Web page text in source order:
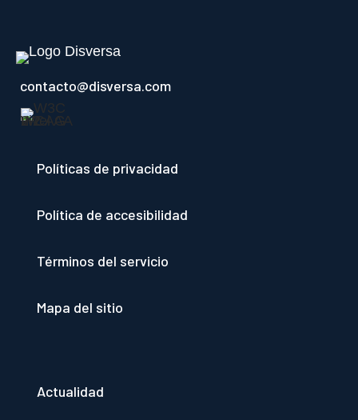
contacto@disversa.com
Políticas de privacidad
Política de accesibilidad
Términos del servicio
Mapa del sitio
Actualidad